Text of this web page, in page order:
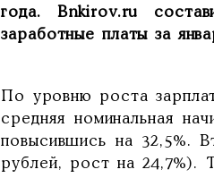
года. Bnkirov.ru
заработные платы за
По уровню роста
средняя номинальная
повысившись на 32,5%.
рублей, рост на 24,7%).